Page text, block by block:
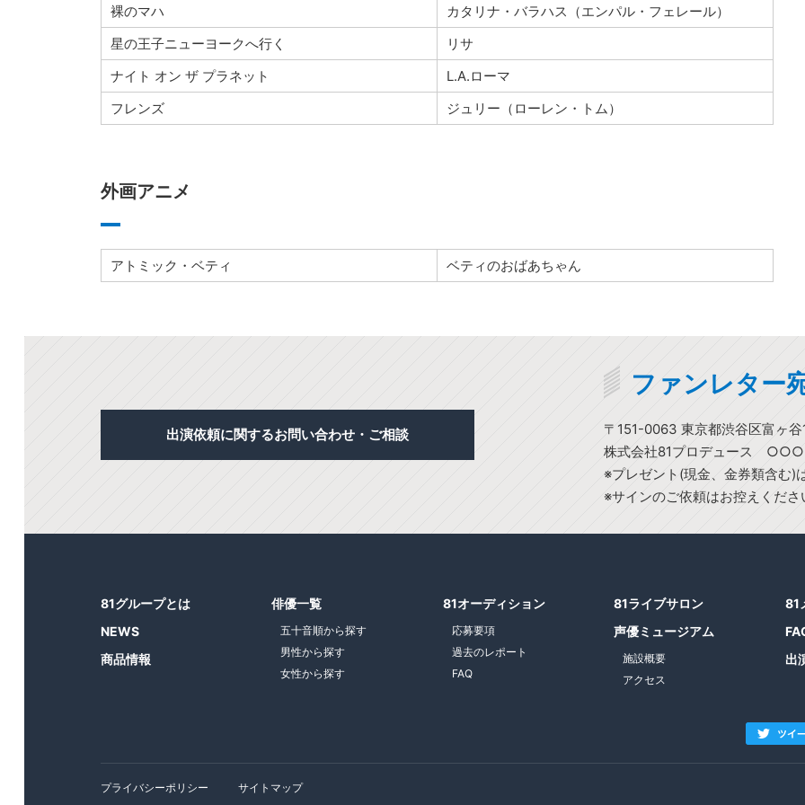
裸のマハ
カタリナ・バラハス（エンパル・フェレール）
星の王子ニューヨークへ行く
リサ
ナイト オン ザ プラネット
L.A.ローマ
フレンズ
ジュリー（ローレン・トム）
外画アニメ
アトミック・ベティ ベティのおばあちゃん
出演依頼に関するお問い合わせ・ご相談
ファンレター
〒151-0063 東京都渋谷区富ヶ
株式会社81プロデュース
※プレゼント(現金、金券類含む)
※サインのご依頼はお控えくださ
81グループとは
NEWS
商品情報
俳優一覧
五十音順から探す
男性から探す
女性から探す
81オーディション
応募要項
過去のレポート
FAQ
81ライブサロン
声優ミュージアム
施設概要
アクセス
81
出
プライバシーポリシー サイトマップ